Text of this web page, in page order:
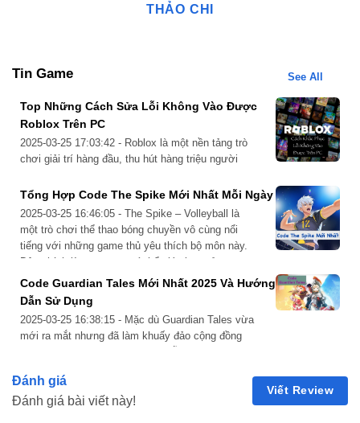
tăng hiệu quả sử dụng trong chiến đấu.
Cung mệnh 4 (C4): Chiêu cuối mở rộng
Thời gian tồn tại của chiêu cuối kéo dài thêm 2 giây.
Kẻ địch có thể bị chọn làm mục tiêu mỗi 0.3 giây, tăng
Phân tích chi tiết cung mệnh và ảnh hưởng chiến lược của
THẢO CHI
Tin Game See All
Top Những Cách Sửa Lỗi Không Vào Được
Roblox Trên PC
2025-03-25 17:03:42 - Roblox là một nền tảng trò
chơi giải trí hàng đầu, thu hút hàng triệu người
không ít người chơi gặp phải tình trạng không thể
truy cập Roblox trên PC, gây gián đoạn trải
nghiệm. Nếu bạn đang gặp…
Tổng Hợp Code The Spike Mới Nhất Mỗi Ngày
2025-03-25 16:46:05 - The Spike – Volleyball là
một trò chơi thể thao bóng chuyền vô cùng nổi
tiếng với những game thủ yêu thích bộ môn này.
Đây chính là tựa game có thể giúp bạn xả stress
với bộ môn thể thao yêu thích mà không cần vận
động ngoài trời…
Code Guardian Tales Mới Nhất 2025 Và Hướng
Dẫn Sử Dụng
2025-03-25 16:38:15 - Mặc dù Guardian Tales vừa
mới ra mắt nhưng đã làm khuấy đảo cộng đồng
game đã cập nhật thêm các mã giftcode để bạn có
thể đổi…
Đánh giá
Đánh giá bài viết này!
Viết Review